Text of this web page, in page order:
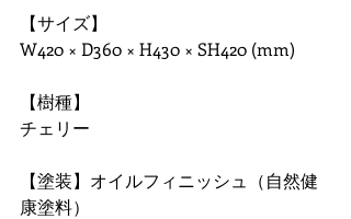
【サイズ】
W420 × D360 × H430 × SH420 (mm)
【樹種】
チェリー
【塗装】オイルフィニッシュ（自然健
康塗料）